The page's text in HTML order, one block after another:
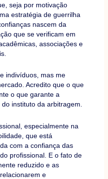
seja por motivação
estratégia de guerrilha
nascem da
que se verificam em
associações e
indivíduos, mas me
Acredito que o que
o que garante a
instituto da arbitragem.
especialmente na
que está
com a confiança das
profissional. E o fato de
reduzido e as
e